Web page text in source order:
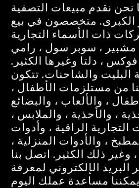
نحن نقدم مبيعات التصفية
الكبرى. متخصصون في بيع
ذات الأسماء التجارية
مشبير ، سوبر سول ، رامي
فوكس ، دلتا وغيرها الكثير.
البليت والشاحنات. تتكون
من مستلزمات الأطفال ،
، والألعاب ، والبضائع
، والأحذية ، والملابس ،
التجارية الراقية ، وأدوات
، والأدوات المنزلية ،
وغير ذلك الكثير. اتصل بنا
البريد الإلكتروني لمعرفة